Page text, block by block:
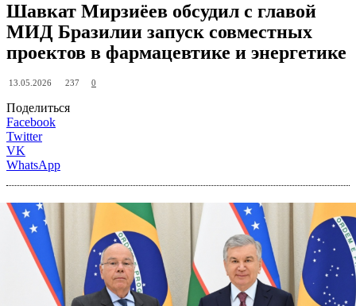
Шавкат Мирзиёев обсудил с главой
МИД Бразилии запуск совместных
проектов в фармацевтике и энергетике
13.05.2026 237 0
Поделиться
Facebook
Twitter
VK
WhatsApp